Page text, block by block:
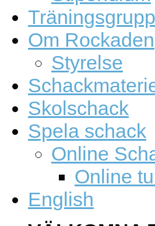
Om Rockaden
Styrelse
Skolschack
Spela schack
Online
Online
English